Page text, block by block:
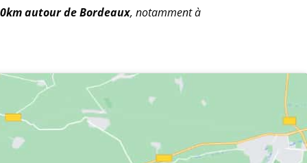
autour de Bordeaux, notamment à